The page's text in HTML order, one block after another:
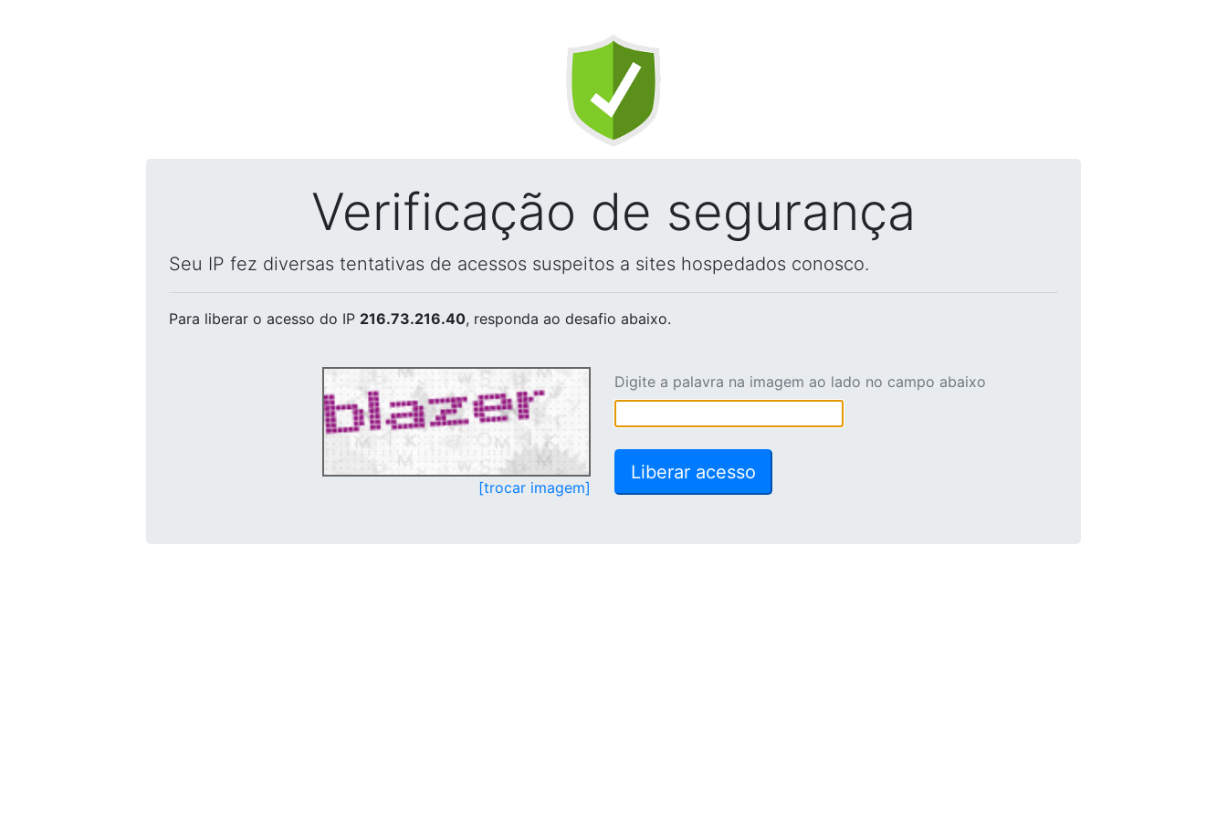
Verificação de segurança
Seu IP fez diversas tentativas de acessos suspeitos a sites hospedados conosco.
Para liberar o acesso do IP 216.73.216.40, responda ao desafio abaixo.
[trocar imagem]
Digite a palavra na imagem ao lado no campo abaixo